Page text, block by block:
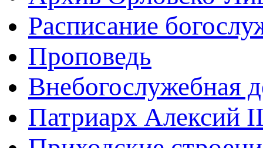
Расписание
Проповедь
Внебогослужебная
Патриарх Алексий